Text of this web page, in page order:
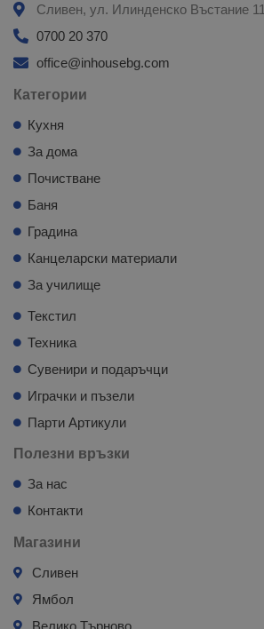
Сливен, ул. Илинденско Въстание 11
0700 20 370
office@inhousebg.com
Категории
Кухня
За дома
Почистване
Баня
Градина
Канцеларски материали
За училище
Текстил
Техника
Сувенири и подаръчци
Играчки и пъзели
Парти Артикули
Полезни връзки
За нас
Контакти
Магазини
Сливен
Ямбол
Велико Търново